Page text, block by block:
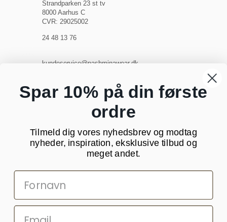
Strandparken 23 st tv
8000 Aarhus C
CVR: 29025002
24 48 13 76
kundeservice@pashminawear.dk
Spar 10% på din første
ordre
Tilmeld dig vores nyhedsbrev og modtag
nyheder, inspiration, eksklusive tilbud og
meget andet.